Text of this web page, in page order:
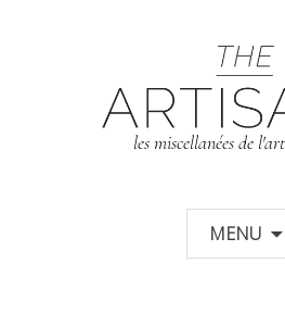
les miscellanées de
MENU